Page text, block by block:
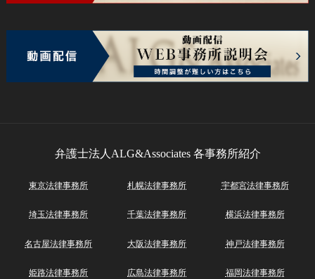
弁護士法人ALG&Associates 各事務所紹介
東京法律事務所 札幌法律事務所 宇都宮法律事務所
埼玉法律事務所 千葉法律事務所 横浜法律事務所
名古屋法律事務所 大阪法律事務所 神戸法律事務所
姫路法律事務所 広島法律事務所 福岡法律事務所